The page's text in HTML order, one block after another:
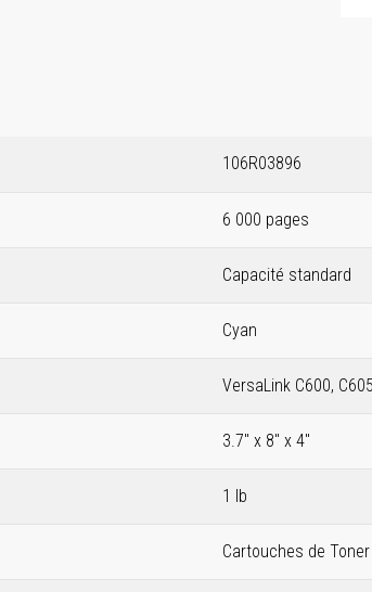
106R03896
6 000 pages
Capacité standard
Cyan
VersaLink C600, C605
3.7" x 8" x 4"
1 lb
Cartouches de Toner